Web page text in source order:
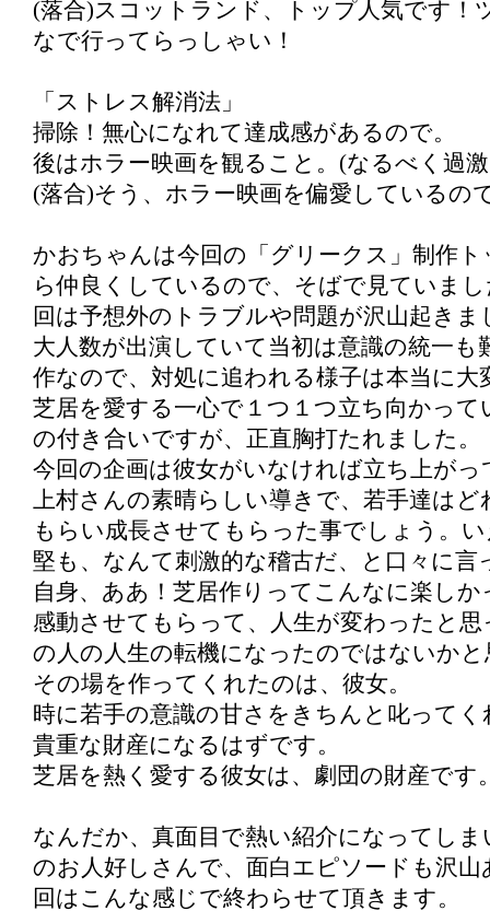
(落合)スコットランド、トップ人気です！
なで行ってらっしゃい！
「ストレス解消法」
掃除！無心になれて達成感があるので。
後はホラー映画を観ること。(なるべく過
(落合)そう、ホラー映画を偏愛しているの
かおちゃんは今回の「グリークス」制作
ら仲良くしているので、そばで見ていま
回は予想外のトラブルや問題が沢山起きま
大人数が出演していて当初は意識の統一も
作なので、対処に追われる様子は本当に大
芝居を愛する一心で１つ１つ立ち向かって
の付き合いですが、正直胸打たれました。
今回の企画は彼女がいなければ立ち上がっ
上村さんの素晴らしい導きで、若手達は
もらい成長させてもらった事でしょう。
堅も、なんて刺激的な稽古だ、と口々に言
自身、ああ！芝居作りってこんなに楽し
感動させてもらって、人生が変わったと
の人の人生の転機になったのではないか
その場を作ってくれたのは、彼女。
時に若手の意識の甘さをきちんと叱って
貴重な財産になるはずです。
芝居を熱く愛する彼女は、劇団の財産です
なんだか、真面目で熱い紹介になってし
のお人好しさんで、面白エピソードも沢
回はこんな感じで終わらせて頂きます。